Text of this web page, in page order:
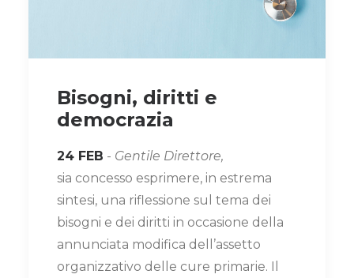
Bisogni, diritti e
democrazia
24 FEB - Gentile Direttore,
sia concesso esprimere, in estrema
sintesi, una riflessione sul tema dei
bisogni e dei diritti in occasione della
annunciata modifica dell’assetto
organizzativo delle cure primarie. Il